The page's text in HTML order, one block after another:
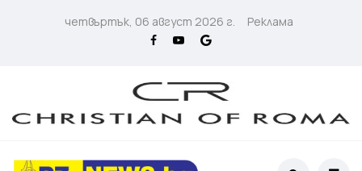
четвъртък, 06 август 2026 г. Реклама